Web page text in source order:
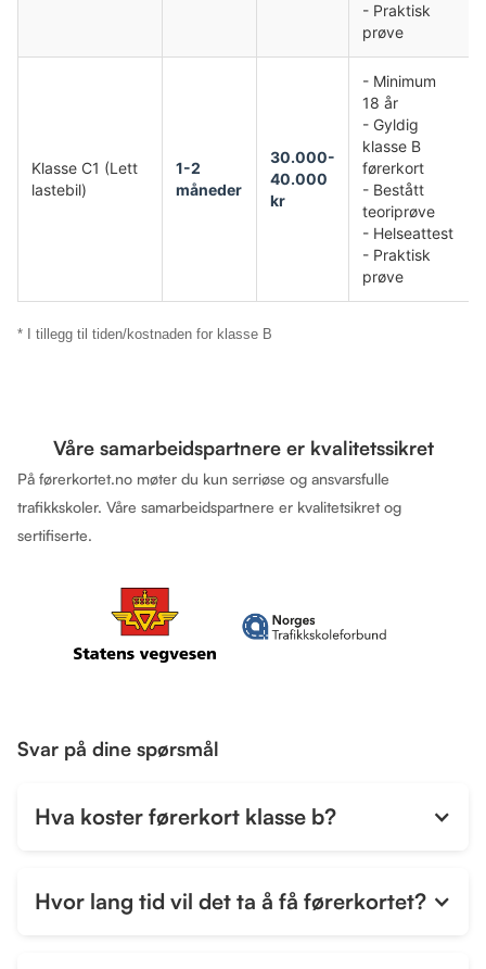
- Praktisk
prøve
Klasse C1 (Lett
lastebil)
1-2
måneder
30.000-
40.000
kr
- Minimum
18 år
- Gyldig
klasse B
førerkort
- Bestått
teoriprøve
- Helseattest
- Praktisk
prøve
* I tillegg til tiden/kostnaden for klasse B
Våre samarbeidspartnere er kvalitetssikret
På førerkortet.no møter du kun serriøse og ansvarsfulle
trafikkskoler. Våre samarbeidspartnere er kvalitetsikret og
sertifiserte.
Svar på dine spørsmål
Hva koster førerkort klasse b?
Hvor lang tid vil det ta å få førerkortet?